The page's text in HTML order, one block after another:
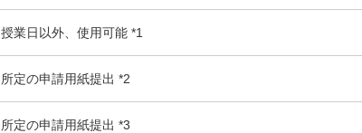
授業日以外、使用可能 *1
所定の申請用紙提出 *2
所定の申請用紙提出 *3